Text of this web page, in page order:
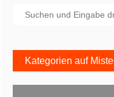
Kategorien auf